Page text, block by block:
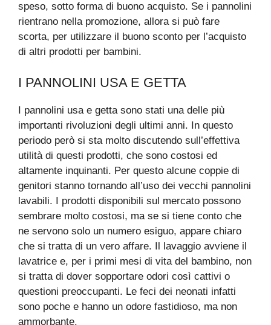
speso, sotto forma di buono acquisto. Se i pannolini
rientrano nella promozione, allora si può fare
scorta, per utilizzare il buono sconto per l’acquisto
di altri prodotti per bambini.
I PANNOLINI USA E GETTA
I pannolini usa e getta sono stati una delle più
importanti rivoluzioni degli ultimi anni. In questo
periodo però si sta molto discutendo sull’effettiva
utilità di questi prodotti, che sono costosi ed
altamente inquinanti. Per questo alcune coppie di
genitori stanno tornando all’uso dei vecchi pannolini
lavabili. I prodotti disponibili sul mercato possono
sembrare molto costosi, ma se si tiene conto che
ne servono solo un numero esiguo, appare chiaro
che si tratta di un vero affare. Il lavaggio avviene il
lavatrice e, per i primi mesi di vita del bambino, non
si tratta di dover sopportare odori così cattivi o
questioni preoccupanti. Le feci dei neonati infatti
sono poche e hanno un odore fastidioso, ma non
ammorbante.